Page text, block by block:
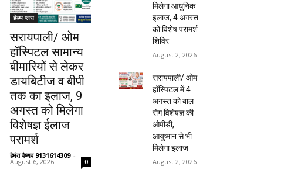
हेल्थ प्लस
सरायपाली/ ओम
हॉस्पिटल सामान्य
बीमारियों से लेकर
डायबिटीज व बीपी
तक का इलाज, 9
अगस्त को मिलेगा
विशेषज्ञ ईलाज
परामर्श
हेमंत वैष्णव 9131614309 -
August 6, 2026 0
मिलेगा आधुनिक
इलाज, 4 अगस्त
को विशेष परामर्श
शिविर
August 2, 2026
सरायपाली/ ओम
हॉस्पिटल में 4
अगस्त को बाल
रोग विशेषज्ञ की
ओपीडी,
आयुष्मान से भी
मिलेगा इलाज
August 2, 2026